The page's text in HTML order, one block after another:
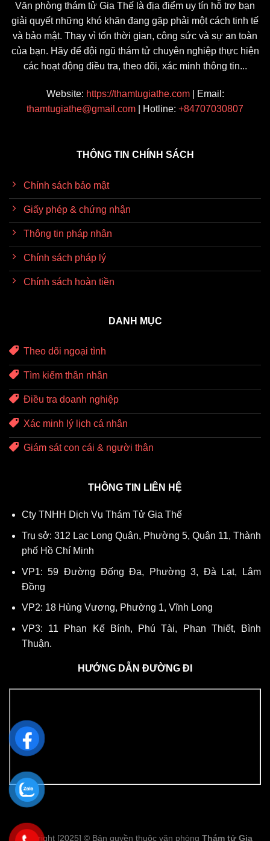
Văn phòng thám tử Gia Thế là địa điểm uy tín hỗ trợ bạn
giải quyết những khó khăn đang gặp phải một cách tinh tế
và bảo mật. Thay vì tốn thời gian, công sức và sự an toàn
của bạn. Hãy để đội ngũ thám tử chuyên nghiệp thực hiện
các hoạt động điều tra, theo dõi, xác minh thông tin...
Website: https://thamtugiathe.com| Email:
thamtugiathe@gmail.com | Hotline: +84707030807
THÔNG TIN CHÍNH SÁCH
Chính sách bảo mật
Giấy phép & chứng nhận
Thông tin pháp nhân
Chính sách pháp lý
Chính sách hoàn tiền
DANH MỤC
Theo dõi ngoại tình
Tìm kiếm thân nhân
Điều tra doanh nghiệp
Xác minh lý lịch cá nhân
Giám sát con cái & người thân
THÔNG TIN LIÊN HỆ
Cty TNHH Dịch Vụ Thám Tử Gia Thế
Trụ sở: 312 Lạc Long Quân, Phường 5, Quận 11, Thành
phố Hồ Chí Minh
VP1: 59 Đường Đống Đa, Phường 3, Đà Lạt, Lâm
Đồng
VP2: 18 Hùng Vương, Phường 1, Vĩnh Long
VP3: 11 Phan Kế Bính, Phú Tài, Phan Thiết, Bình
Thuận.
HƯỚNG DẪN ĐƯỜNG ĐI
Copyright [2025] © Bản quyền thuộc văn phòng Thám tử Gia